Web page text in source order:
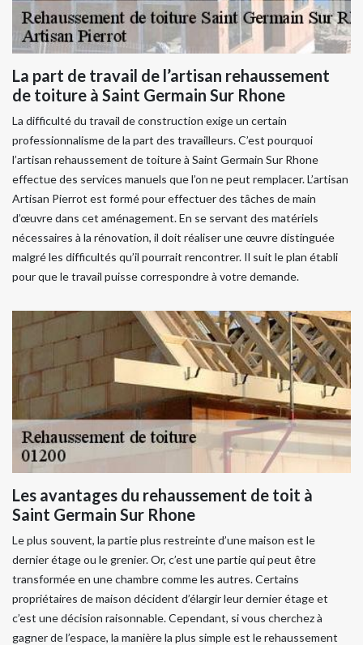
La part de travail de l’artisan rehaussement
de toiture à Saint Germain Sur Rhone
La difficulté du travail de construction exige un certain
professionnalisme de la part des travailleurs. C’est pourquoi
l’artisan rehaussement de toiture à Saint Germain Sur Rhone
effectue des services manuels que l’on ne peut remplacer. L’artisan
Artisan Pierrot est formé pour effectuer des tâches de main
d’œuvre dans cet aménagement. En se servant des matériels
nécessaires à la rénovation, il doit réaliser une œuvre distinguée
malgré les difficultés qu’il pourrait rencontrer. Il suit le plan établi
pour que le travail puisse correspondre à votre demande.
Les avantages du rehaussement de toit à
Saint Germain Sur Rhone
Le plus souvent, la partie plus restreinte d’une maison est le
dernier étage ou le grenier. Or, c’est une partie qui peut être
transformée en une chambre comme les autres. Certains
propriétaires de maison décident d’élargir leur dernier étage et
c’est une décision raisonnable. Cependant, si vous cherchez à
gagner de l’espace, la manière la plus simple est le rehaussement